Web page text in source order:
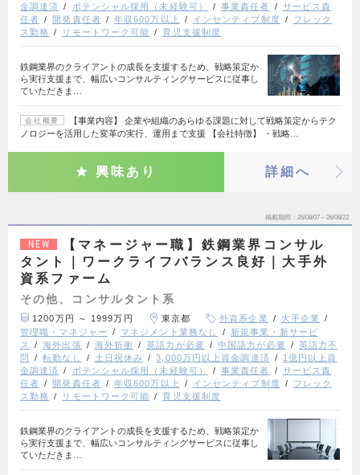
金調達済
ポテンシャル採用（未経験可） 事業責任者
サービス責
任者
開発責任者 年収600万以上 インセンティブ制度
フレック
ス勤務
リモートワーク可能 育児支援制度
鉄鋼業界のクライアントの成長を支援するため、戦略策定か
ら実行支援まで、幅広いコンサルティングサービスに従事し
ていただきま…
会社概要
【事業内容】 企業や組織のあらゆる課題に対して戦略策定からテク
ノロジーを活用した変革の実行、運用まで支援 【会社特徴】 ・戦略…
興味あり 詳細へ
掲載期間 26/08/07～26/08/22
NEW
【マネージャー職】鉄鋼業界コンサル
タント｜ワークライフバランス良好｜大手外
資系ファーム
その他、コンサルタント系
1200万円 ～ 1999万円 東京都 外資系企業
大手企業
管理職・マネジャー
マネジメント業務なし
新規事業・新サービ
ス
海外出張 海外折衝 英語力が必要 中国語力が必要
英語力不
問
転勤なし 土日祝休み 3,000万円以上資金調達済
1億円以上資
金調達済
ポテンシャル採用（未経験可） 事業責任者
サービス責
任者
開発責任者 年収600万以上 インセンティブ制度
フレック
ス勤務
リモートワーク可能 育児支援制度
鉄鋼業界のクライアントの成長を支援するため、戦略策定か
ら実行支援まで、幅広いコンサルティングサービスに従事し
ていただきま…